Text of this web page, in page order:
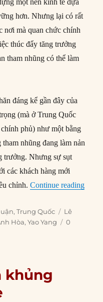
một nền kinh tế dựa
hơn. Nhưng lại có rất
nơi mà quan chức chính
thúc đẩy tăng trưởng
tham nhũng có thể làm
đáng kể gần đây của
(mà ở Trung Quốc
phủ) như một bằng
nhũng đang làm nản
trưởng. Nhưng sự sụt
các khách hàng mới
chỉnh.Continue reading“Tại
,Trung Quốc Tags
Lê
Hòa,Yao Yang
0
khủng